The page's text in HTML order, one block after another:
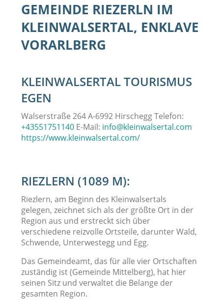
GEMEINDE RIEZERLN IM
KLEINWALSERTAL, ENKLAVE
VORARLBERG
KLEINWALSERTAL TOURISMUS
EGEN
Walserstraße 264 A-6992 Hirschegg Telefon:
+43551751140 E-Mail: info@kleinwalsertal.com
https://www.kleinwalsertal.com/
RIEZLERN (1089 M):
Riezlern, am Beginn des Kleinwalsertals
gelegen, zeichnet sich als der größte Ort in der
Region aus und erstreckt sich über
verschiedene reizvolle Ortsteile, darunter Wald,
Schwende, Unterwestegg und Egg.
Das Gemeindeamt, das für alle vier Ortschaften
zuständig ist (Gemeinde Mittelberg), hat hier
seinen Sitz und verwaltet die Belange der
gesamten Region.